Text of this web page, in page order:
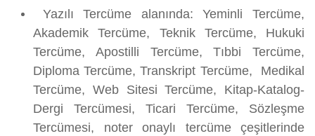
Yazılı Tercüme alanında: Yeminli Tercüme,
Akademik Tercüme, Teknik Tercüme, Hukuki
Tercüme, Apostilli Tercüme, Tıbbi Tercüme,
Diploma Tercüme, Transkript Tercüme, Medikal
Tercüme, Web Sitesi Tercüme, Kitap-Katalog-
Dergi Tercümesi, Ticari Tercüme, Sözleşme
Tercümesi, noter onaylı tercüme çeşitlerinde